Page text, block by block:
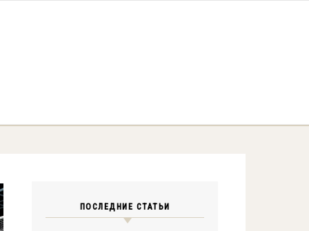
ПОСЛЕДНИЕ СТАТЬИ